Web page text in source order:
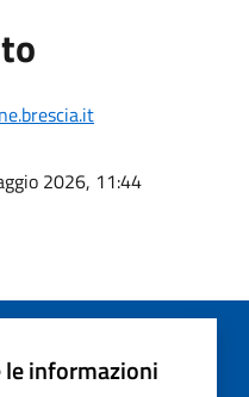
2026, 11:44
le informazioni